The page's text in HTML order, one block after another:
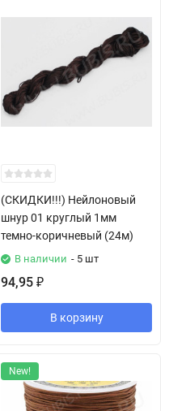
(СКИДКИ!!!) Нейлоновый
шнур 01 круглый 1мм
темно-коричневый (24м)
В наличии - 5 шт
94,95 ₽
В корзину
New!